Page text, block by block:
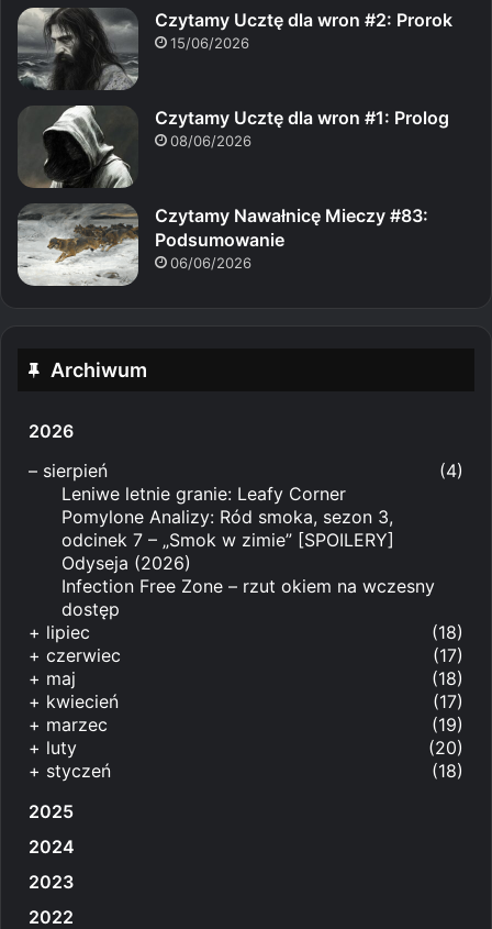
Czytamy Ucztę dla wron #2: Prorok
15/06/2026
Czytamy Ucztę dla wron #1: Prolog
08/06/2026
Czytamy Nawałnicę Mieczy #83:
Podsumowanie
06/06/2026
Archiwum
2026
– sierpień
(4)
Leniwe letnie granie: Leafy Corner
Pomylone Analizy: Ród smoka, sezon 3,
odcinek 7 – „Smok w zimie” [SPOILERY]
Odyseja (2026)
Infection Free Zone – rzut okiem na wczesny
dostęp
+ lipiec
(18)
+ czerwiec
(17)
+ maj
(18)
+ kwiecień
(17)
+ marzec
(19)
+ luty
(20)
+ styczeń
(18)
2025
2024
2023
2022